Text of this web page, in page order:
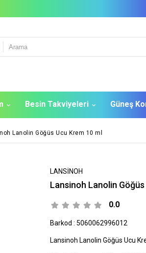
Besin Takviyeleri Güneş
Lanolin Göğüs Ucu Krem 10 ml
LANSİNOH
Lansinoh Lanolin
0.0
Barkod : 5060062996012
Lansinoh Lanolin Göğüs Ucu